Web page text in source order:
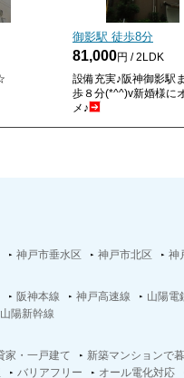
御影駅 徒歩8分
81,000円 / 2LDK
設備充実♪阪神御影駅
歩８分(*^^)v新婚様に
メ♪
神戸市垂水区 神戸市北区
神
阪神本線 神戸高速線
山陽電
山陽新幹線
家・一戸建て
新築マンションで
バリアフリー オール電化対応